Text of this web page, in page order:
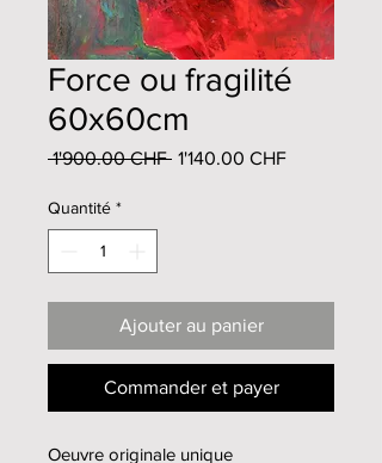
Force ou fragilité
60x60cm
1'900.00 CHF Prix
1'140.00 CHFPrix
Quantité *
Ajouter au panier
Commander et payer
Oeuvre originale unique